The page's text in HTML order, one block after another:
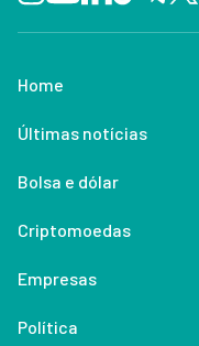
Home
Últimas notícias
Bolsa e dólar
Criptomoedas
Empresas
Política